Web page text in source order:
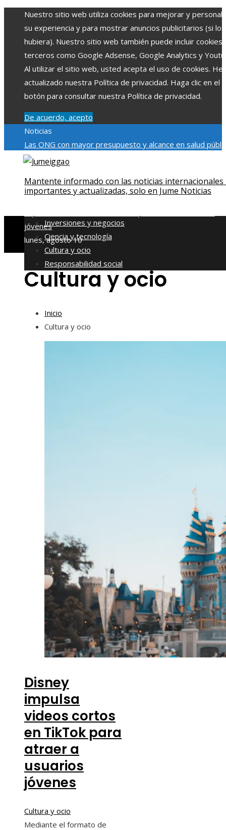
Nuestro sitio web utiliza cookies para mejorar y
su experiencia y para mostrar anuncios publicitarios (si los
hubiera). Nuestro sitio web también puede incluir cookies
terceros como Google Adsense, Google Analytics y
Al utilizar el sitio web, usted acepta el uso de cookies.
actualizado nuestra Política de privacidad. Haga clic en el
botón para consultar nuestra Política de privacidad.
De acuerdo, acepto
Noticias
Las ONG con mayor presupuesto y alcance en salud
educaciónImpacto económico y social de la estacionalidad
impacto en la regulación bancariaCómo la RSE impulsa el
desarrollo social y ambiental en comunidades chilenas
jóvenes
lunes, agosto 10
Mantente informado con las noticias internacionales
importantes y actualizadas, solo en Jume Noticias
Inversiones y negocios
Ciencia y tecnología
Cultura y ocio
Responsabilidad social
Cultura y ocio
Inicio
Cultura y ocio
Disney
impulsa
videos cortos
en TikTok para
atraer a
usuarios
jóvenes
Cultura y ocio
Mediante el formato de